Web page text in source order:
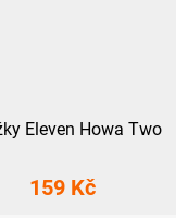
Eleven Howa Two
159 Kč